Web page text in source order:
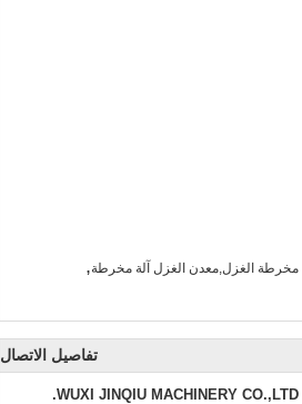
مخرطة الغزل,معدن الغزل آلة مخرطة,
تفاصيل الاتصال
WUXI JINQIU MACHINERY CO.,LTD.